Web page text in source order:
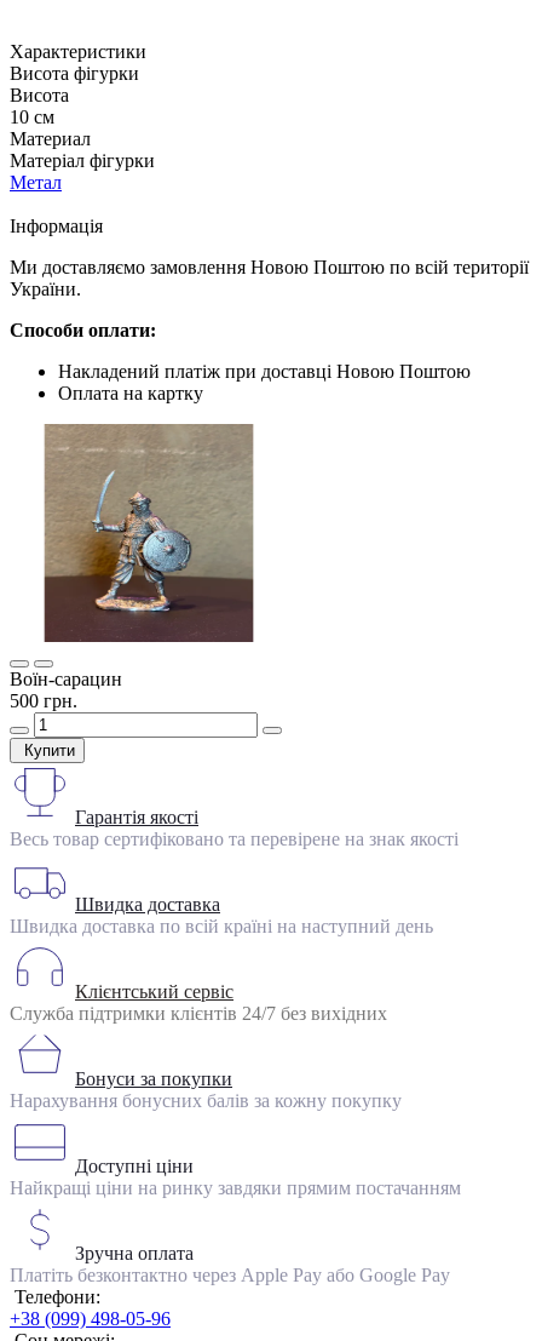
Характеристики
Висота фігурки
Висота
10 см
Материал
Матеріал фігурки
Метал
Iнформація
Ми доставляємо замовлення Новою Поштою по всій території
України.
Способи оплати:
Накладений платіж при доставці Новою Поштою
Оплата на картку
Воїн-сарацин
500 грн.
Купити
Гарантія якості
Весь товар сертифіковано та перевірене на знак якості
Швидка доставка
Швидка доставка по всій країні на наступний день
Клієнтський сервіс
Служба підтримки клієнтів 24/7 без вихідних
Бонуси за покупки
Нарахування бонусних балів за кожну покупку
Доступні ціни
Найкращі ціни на ринку завдяки прямим постачанням
Зручна оплата
Платіть безконтактно через Apple Pay або Google Pay
Телефони:
+38 (099) 498-05-96